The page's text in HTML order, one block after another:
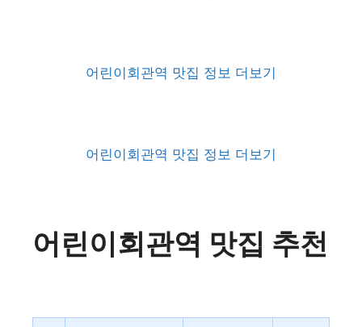
어린이회관역 맛집 정보 더보기
어린이회관역 맛집 정보 더보기
어린이회관역 맛집 추천